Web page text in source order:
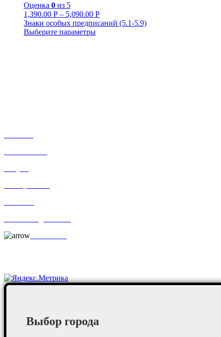
Оценка 0 из 5
1,390.00 Р – 5,090.00 Р
Знаки особых предписаний (5.1-5.9)
Выберите параметры
Выбор города